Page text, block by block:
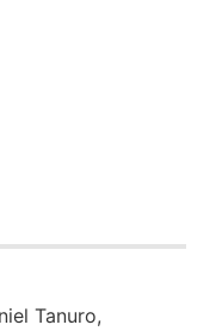
Tanuro,